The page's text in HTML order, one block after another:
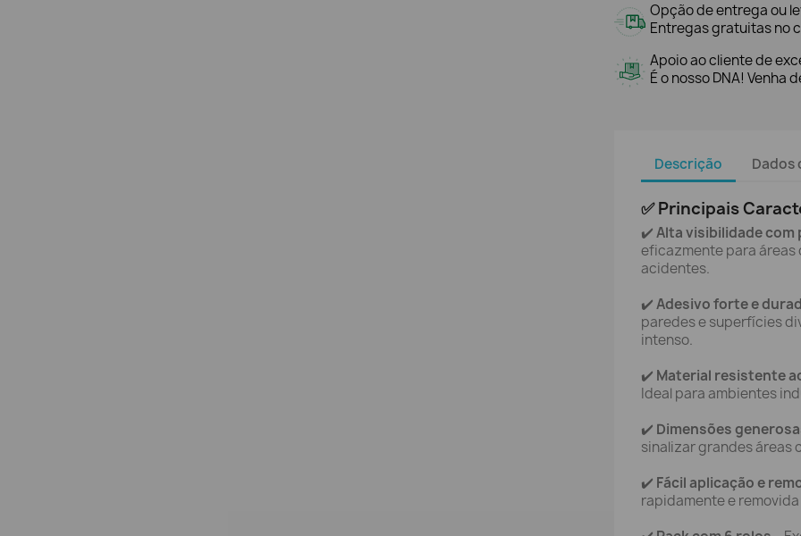
Opção de entrega ou
Entregas gratuitas no
Apoio ao cliente de
É o nosso DNA! Venha
Descrição Dados
✅ Principais
✔️Alta visibilidade com
eficazmente para áreas
acidentes.
✔️Adesivo forte e
paredes e superfícies
intenso.
✔️ Material resistente
Ideal para ambientes
✔️ Dimensões
sinalizar grandes áreas
✔️ Fácil aplicação e
rapidamente e